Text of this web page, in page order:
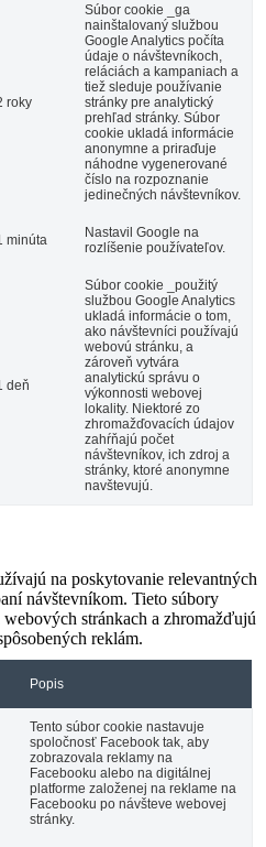
roky
Súbor cookie _ga
nainštalovaný službou
Google Analytics počíta
údaje o návštevníkoch,
reláciách a kampaniach a
tiež sleduje používanie
stránky pre analytický
prehľad stránky. Súbor
cookie ukladá informácie
anonymne a priraďuje
náhodne vygenerované
číslo na rozpoznanie
jedinečných návštevníkov.
minúta
Nastavil Google na
rozlíšenie používateľov.
deň
Súbor cookie _použitý
službou Google Analytics
ukladá informácie o tom,
ako návštevníci používajú
webovú stránku, a
zároveň vytvára
analytickú správu o
výkonnosti webovej
lokality. Niektoré zo
zhromažďovacích údajov
zahŕňajú počet
návštevníkov, ich zdroj a
stránky, ktoré anonymne
navštevujú.
na poskytovanie relevantných
návštevníkom. Tieto súbory
stránkach a zhromažďujú
reklám.
Popis
Tento súbor cookie nastavuje
spoločnosť Facebook tak, aby
zobrazovala reklamy na
Facebooku alebo na digitálnej
platforme založenej na reklame na
Facebooku po návšteve webovej
stránky.